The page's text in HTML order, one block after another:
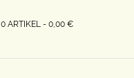
0 ARTIKEL - 0,00 €